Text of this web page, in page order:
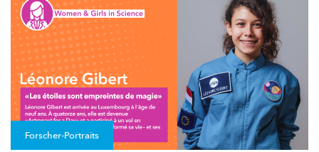
Forscher-Portraits